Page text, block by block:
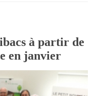
à partir de
en janvier